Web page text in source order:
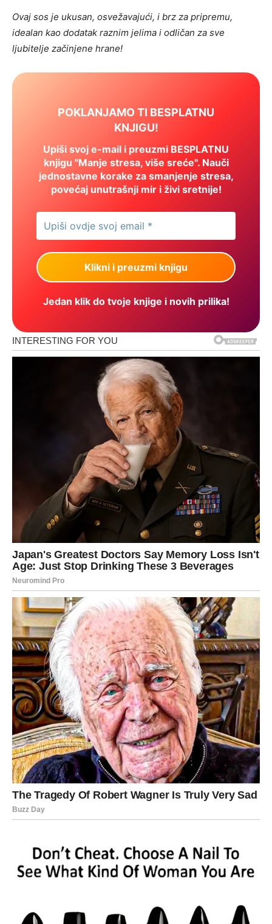
Ovaj sos je ukusan, osvežavajući, i brz za pripremu,
idealan kao dodatak raznim jelima i odličan za sve
ljubitelje začinjene hrane!
POKLANJAMO TI BESPLATNU
KNJIGU!
Upiši svoj e-mail i preuzmi BESPLATNU
knjigu "Manje stresa, više sreće". Nauči
jednostavne korake za smanjenje stresa,
povećaj unutrašnji mir i živi sretnije!
Jedan klik do tvoje knjige i novih prilika!